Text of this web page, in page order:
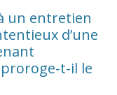
un entretien
d’une
t-il le